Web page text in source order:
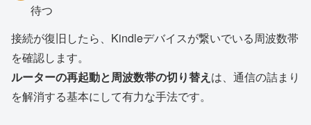
待つ
接続が復旧したら、Kindleデバイスが繋いでいる周波数帯
を確認します。
ルーターの再起動と周波数帯の切り替え は、通信の詰まり
を解消する基本にして有力な手法です。